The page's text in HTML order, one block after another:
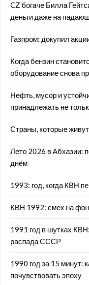
CZ богаче Билла
деньги даже на
Газпром: докупил
Когда бензин
оборудование снова
Нефть, мусор и
принадлежать не
Страны, которые
Лето 2026 в Абхазии:
днём
1993: год, когда КВН
КВН 1992: смех на
1991 год в шутках
распада СССР
1990 год за 15 минут:
почувствовать эпоху